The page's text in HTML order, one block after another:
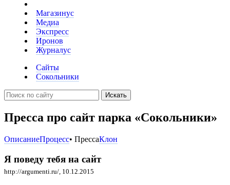
Магазинус
Медиа
Экспресс
Иронов
Журналус
Сайты
Сокольники
Искать
Пресса про сайт парка «Сокольники»
ОписаниеПроцесс• ПрессаКлон
Я поведу тебя на сайт
http://argumenti.ru/ , 10.12.2015